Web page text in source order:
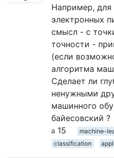
Например, для
электронных
смысл - с
точности -
(если
алгоритма
Сделает ли
ненужными
машинного
байесовский ?
15
machine-
classification